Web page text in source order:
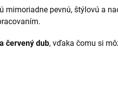
mimoriadne pevnú, štýlovú a
červený dub, vďaka čomu si